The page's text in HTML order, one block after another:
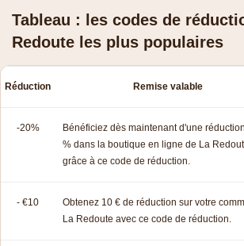
Tableau : les codes de
Redoute les plus populaires
Réduction Remise valable
-20%
Bénéficiez dès maintenant d'une
% dans la boutique en ligne de La
grâce à ce code de réduction.
- €10
Obtenez 10 € de réduction sur votre
La Redoute avec ce code de réduction.